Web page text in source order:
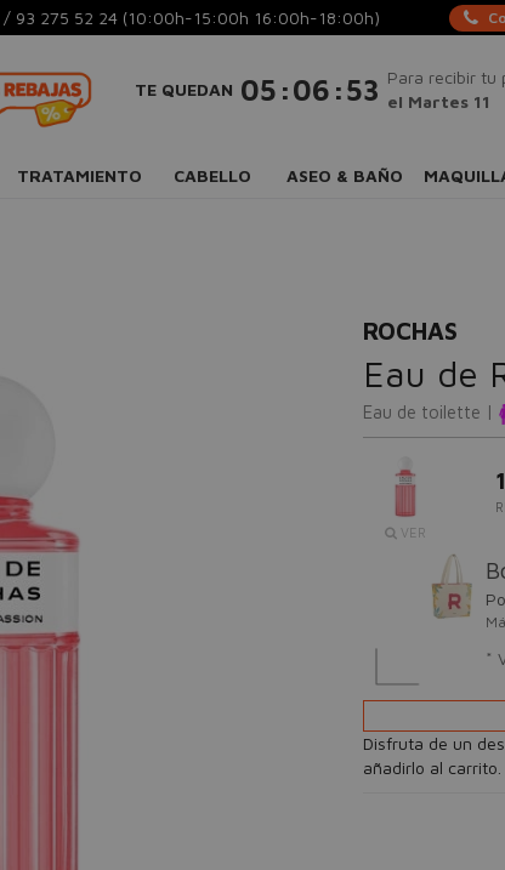
/ 93 275 52 24 (10:00h-15:00h 16:00h-18:00h)
TE QUEDAN 05 :06 :53 Para recibir tu
el Martes 11
TRATAMIENTO CABELLO ASEO & BAÑO
ROCHAS
Eau de
Eau de toilette |
VER
*
Disfruta de un
añadirlo al carrito.